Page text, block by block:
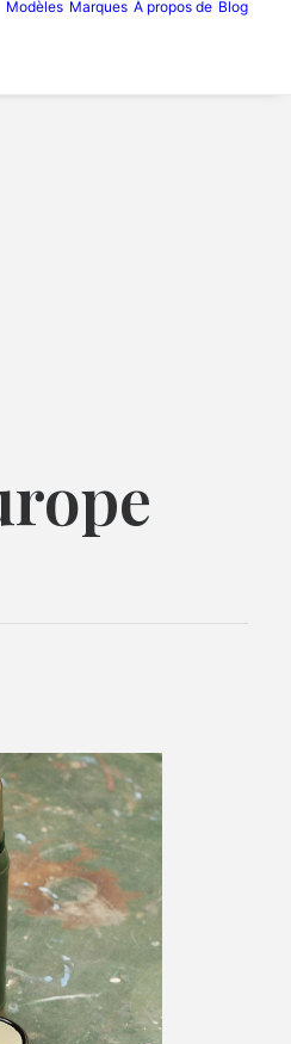
Modèles Marques À propos de Blog